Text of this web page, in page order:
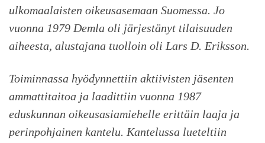
ulkomaalaisten oikeusasemaan Suomessa. Jo
vuonna 1979 Demla oli järjestänyt tilaisuuden
aiheesta, alustajana tuolloin oli Lars D. Eriksson.
Toiminnassa hyödynnettiin aktiivisten jäsenten
ammattitaitoa ja laadittiin vuonna 1987
eduskunnan oikeusasiamiehelle erittäin laaja ja
perinpohjainen kantelu. Kantelussa lueteltiin